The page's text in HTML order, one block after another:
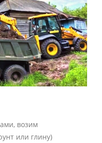
возим
или глину)